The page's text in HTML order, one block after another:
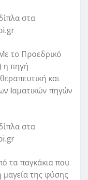
το Προεδρικό
η πηγή
και
Ιαματικών πηγών
τα παγκάκια που
μαγεία της φύσης